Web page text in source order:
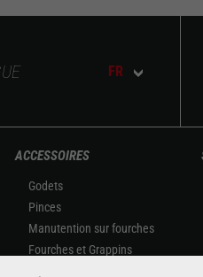
FR
ACCESSOIRES
Godets
Pinces
Manutention sur fourches
Fourches et Grappins